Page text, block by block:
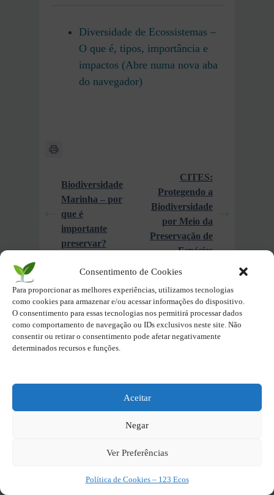
Consentimento de Cookies
Para proporcionar as melhores experiências, utilizamos tecnologias
como cookies para armazenar e/ou acessar informações do dispositivo.
O consentimento para essas tecnologias nos permitirá processar dados
como comportamento de navegação ou IDs exclusivos neste site. Não
consentir ou retirar o consentimento pode afetar negativamente
determinados recursos e funções.
Aceitar
Negar
Ver Preferências
Política de Cookies – 123 Ecos
Atualizado em: 24/08/2024
Diversidade de Ecossistemas –
O que é, tipos, importância e
impactos (Abre numa nova aba
do navegador)
Biodiversidade
Marinha – por
que é
importante
preservar?
CITES:
Protegendo a
Biodiversidade
por Meio da
Preservação de
Espécies
24/08/2024
INÍCIO
ECOPÉDIA
BIOLOGIA,
ECOSSISTEMAS E
PATRIMÔNIOS
Conservação e
Ecossistemas
Pastas Ecopédia